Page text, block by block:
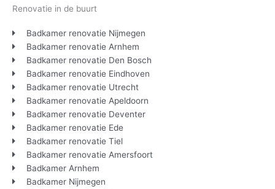
Renovatie in de buurt
Badkamer renovatie Nijmegen
Badkamer renovatie Arnhem
Badkamer renovatie Den Bosch
Badkamer renovatie Eindhoven
Badkamer renovatie Utrecht
Badkamer renovatie Apeldoorn
Badkamer renovatie Deventer
Badkamer renovatie Ede
Badkamer renovatie Tiel
Badkamer renovatie Amersfoort
Badkamer Arnhem
Badkamer Nijmegen